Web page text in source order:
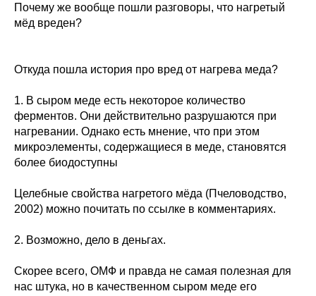
Почему же вообще пошли разговоры, что нагретый
мёд вреден?
Откуда пошла история про вред от нагрева меда?
1. В сыром меде есть некоторое количество
ферментов. Они действительно разрушаются при
нагревании. Однако есть мнение, что при этом
микроэлементы, содержащиеся в меде, становятся
более биодоступны
Целебные свойства нагретого мёда (Пчеловодство,
2002) можно почитать по ссылке в комментариях.
2. Возможно, дело в деньгах.
Скорее всего, ОМФ и правда не самая полезная для
нас штука, но в качественном сыром меде его